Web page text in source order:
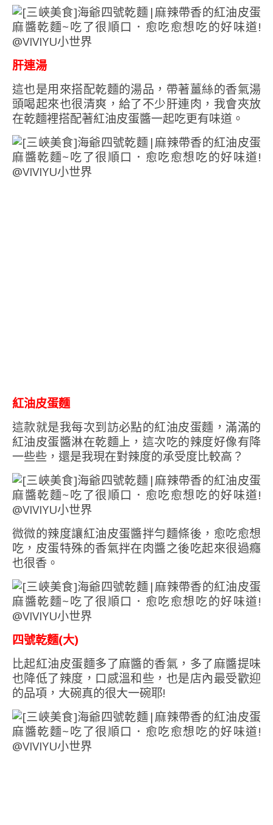
肝連湯
這也是用來搭配乾麵的湯品，帶著薑絲的香氣湯
頭喝起來也很清爽，給了不少肝連肉，我會夾放
在乾麵裡搭配著紅油皮蛋醬一起吃更有味道。
紅油皮蛋麵
這款就是我每次到訪必點的紅油皮蛋麵，滿滿的
紅油皮蛋醬淋在乾麵上，這次吃的辣度好像有降
一些些，還是我現在對辣度的承受度比較高？
微微的辣度讓紅油皮蛋醬拌勻麵條後，愈吃愈想
吃，皮蛋特殊的香氣拌在肉醬之後吃起來很過癮
也很香。
四號乾麵(大)
比起紅油皮蛋麵多了麻醬的香氣，多了麻醬提味
也降低了辣度，口感溫和些，也是店內最受歡迎
的品項，大碗真的很大一碗耶!